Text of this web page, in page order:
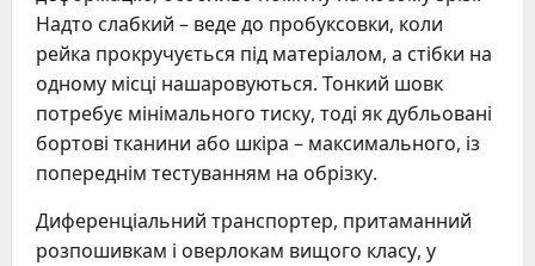
Надто слабкий – веде до пробуксовки, коли
рейка прокручується під матеріалом, а стібки на
одному місці нашаровуються. Тонкий шовк
потребує мінімального тиску, тоді як дубльовані
бортові тканини або шкіра – максимального, із
попереднім тестуванням на обрізку.
Диференціальний транспортер, притаманний
розпошивкам і оверлокам вищого класу, у